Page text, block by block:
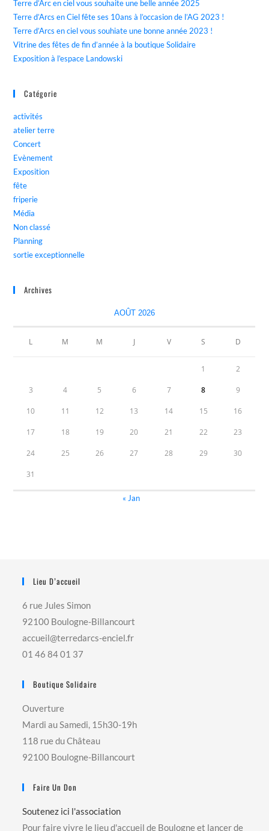
Terre d’Arc en ciel vous souhaite une belle année 2025
Terre d’Arcs en Ciel fête ses 10ans à l’occasion de l’AG 2023 !
Terre d’Arcs en ciel vous souhiate une bonne année 2023 !
Vitrine des fêtes de fin d’année à la boutique Solidaire
Exposition à l’espace Landowski
Catégorie
activités
atelier terre
Concert
Evènement
Exposition
fête
friperie
Média
Non classé
Planning
sortie exceptionnelle
Archives
AOÛT 2026
L M M J V S D
1 2
3 4 5 6 7 8 9
10 11 12 13 14 15 16
17 18 19 20 21 22 23
24 25 26 27 28 29 30
31
« Jan
Lieu D’accueil
6 rue Jules Simon
92100 Boulogne-Billancourt
accueil@terredarcs-enciel.fr
01 46 84 01 37
Boutique Solidaire
Ouverture
Mardi au Samedi, 15h30-19h
118 rue du Château
92100 Boulogne-Billancourt
Faire Un Don
Soutenez ici l'association
Pour faire vivre le lieu d'accueil de Boulogne et lancer de